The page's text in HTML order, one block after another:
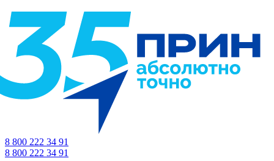
8 800 222 34 91
8 800 222 34 91